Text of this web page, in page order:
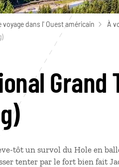
voyage dans l' Ouest américain
À
Grand
tôt un survol du Hole en
tenter par le fort bien fait